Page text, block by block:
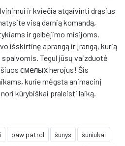
ir kviečia atgaivinti drąsius
visą darnią komandą,
ir gelbėjimo misijoms.
išskirtinę aprangą ir įrangą, kurią
Tegul jūsų vaizduotė
смелых herojus! Šis
kurie mėgsta animacinį
kūrybiškai praleisti laiką.
paw patrol šunys šuniukai